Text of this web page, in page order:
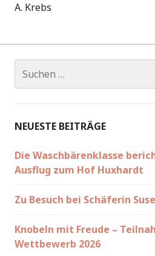
A. Krebs
nach:
NEUESTE BEITRÄGE
Die Waschbärenklasse
Ausflug zum Hof Huxhardt
Zu Besuch bei Schäferin Suse
Knobeln mit Freude –
Wettbewerb 2026